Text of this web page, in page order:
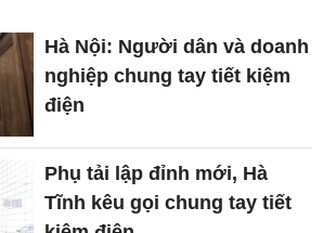
Hà Nội: Người dân và doanh
nghiệp chung tay tiết kiệm
điện
Phụ tải lập đỉnh mới, Hà
Tĩnh kêu gọi chung tay tiết